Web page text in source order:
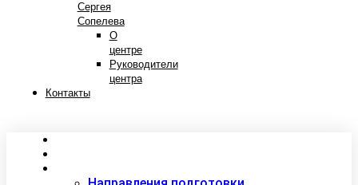
Сергея
Сопелева
О
центре
Руководители
центра
Контакты